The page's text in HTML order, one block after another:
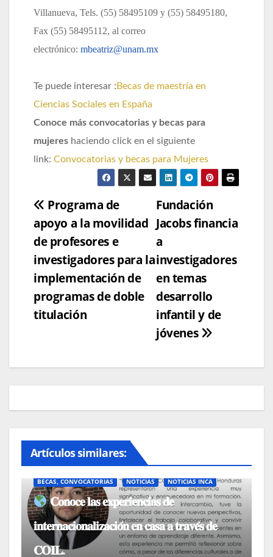
Villanueva, Tels. (55) 58495109 y (55) 58495180,
Fax (55) 58495112, al correo
electrónico: mbeatriz@unam.mx
Te puede interesar : Becas de maestría en
Ciencias Sociales en España
Conoce más convocatorias y becas para
mujeres haciendo click en el siguiente
link: Convocatorias y becas para Mujeres
Navegación
de
entradas
Fundación
Jacobs financia
a
investigadores
en temas
desarrollo
infantil y de
jóvenes
Programa de
apoyo a la movilidad
de profesores e
investigadores para la
implementación de
programas de doble
titulación
Artículos similares:
BECAS, CONVOCATORIAS NOTICIAS NOTICIAS INCA
𝐂𝐨𝐧𝐨𝐜𝐞 𝐥𝐚𝐬 𝐞𝐱𝐩𝐞𝐫𝐢𝐞𝐧𝐜𝐢𝐚𝐬 𝐝𝐞
𝐢𝐧𝐭𝐞𝐫𝐧𝐚𝐜𝐢𝐨𝐧𝐚𝐥𝐢𝐳𝐚𝐜𝐢𝐨́𝐧 𝐞𝐧 𝐜𝐚𝐬𝐚 𝐚 𝐭𝐫𝐚𝐯𝐞́𝐬 𝐝𝐞
𝐂𝐎𝐈𝐋.